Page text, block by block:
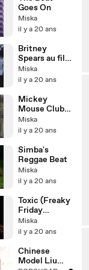
Goes On
Miska
il y a 20 ans
Britney
Spears au fil
du temps
Miska
il y a 20 ans
Mickey
Mouse Club-
Bad Breath
Miska
il y a 20 ans
Simba's
Reggae Beat
Miska
il y a 20 ans
Toxic (Freaky
Friday
Version)
Miska
il y a 20 ans
Chinese
Model Liu